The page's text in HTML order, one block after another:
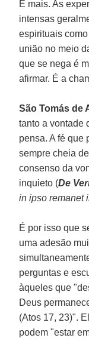
E mais. As
intensas
espirituais
união no meio
que se nega é
afirmar. É a
São Tomás de
tanto a vontade
pensa. A fé que
sempre cheia
consenso da
inquieto (De
in ipso remanet
É por isso que
uma adesão
perguntas e
àqueles que
Deus
(Atos 17, 23)".
podem "estar